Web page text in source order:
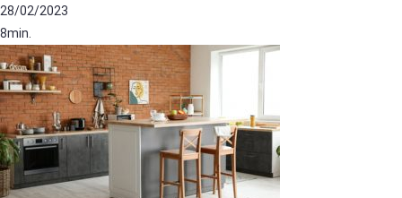
28/02/2023
8min.